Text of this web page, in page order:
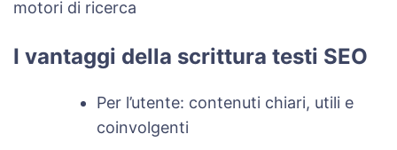
motori di ricerca
I vantaggi della scrittura testi SEO
Per l’utente: contenuti chiari, utili e
coinvolgenti